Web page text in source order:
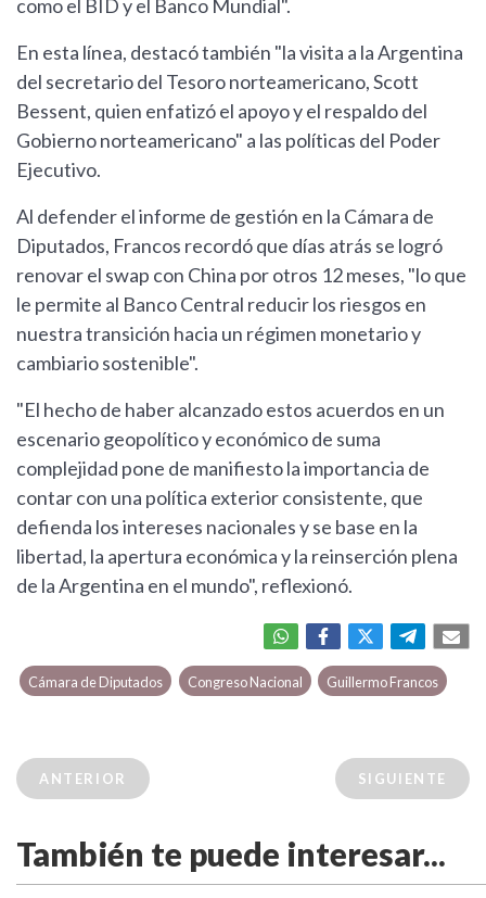
como el BID y el Banco Mundial".
En esta línea, destacó también "la visita a la Argentina
del secretario del Tesoro norteamericano, Scott
Bessent, quien enfatizó el apoyo y el respaldo del
Gobierno norteamericano" a las políticas del Poder
Ejecutivo.
Al defender el informe de gestión en la Cámara de
Diputados, Francos recordó que días atrás se logró
renovar el swap con China por otros 12 meses, "lo que
le permite al Banco Central reducir los riesgos en
nuestra transición hacia un régimen monetario y
cambiario sostenible".
"El hecho de haber alcanzado estos acuerdos en un
escenario geopolítico y económico de suma
complejidad pone de manifiesto la importancia de
contar con una política exterior consistente, que
defienda los intereses nacionales y se base en la
libertad, la apertura económica y la reinserción plena
de la Argentina en el mundo", reflexionó.
Cámara de Diputados Congreso Nacional Guillermo Francos
ANTERIOR SIGUIENTE
También te puede interesar...